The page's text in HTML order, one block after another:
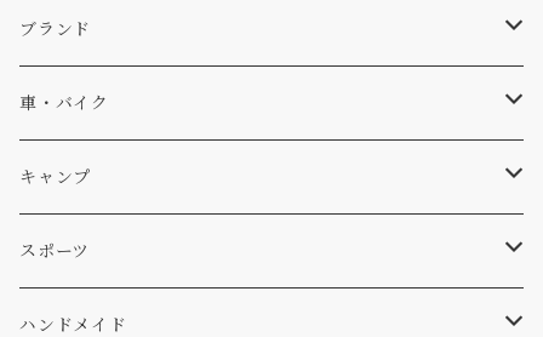
キャップ、ニット
ソックス
雑貨
ステッカー
バッグ
ブランド
Db
サーフ
スキー
A-Frame
DOGS
WEAR
Four My Self
Ten
車・バイク
車外
マット、シート
エアフレッシュナー
キャンプ
ファニチャー
キッチン
スポーツ
サーフ
ハンドメイド